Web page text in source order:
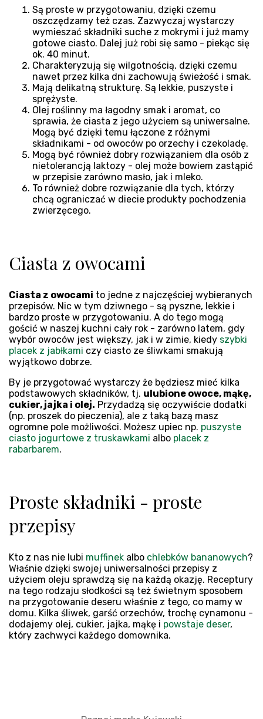
Są proste w przygotowaniu, dzięki czemu
oszczędzamy też czas. Zazwyczaj wystarczy
wymieszać składniki suche z mokrymi i już mamy
gotowe ciasto. Dalej już robi się samo - piekąc się
ok. 40 minut.
Charakteryzują się wilgotnością, dzięki czemu
nawet przez kilka dni zachowują świeżość i smak.
Mają delikatną strukturę. Są lekkie, puszyste i
sprężyste.
Olej roślinny ma łagodny smak i aromat, co
sprawia, że ciasta z jego użyciem są uniwersalne.
Mogą być dzięki temu łączone z różnymi
składnikami - od owoców po orzechy i czekoladę.
Mogą być również dobry rozwiązaniem dla osób z
nietolerancją laktozy - olej może bowiem zastąpić
w przepisie zarówno masło, jak i mleko.
To również dobre rozwiązanie dla tych, którzy
chcą ograniczać w diecie produkty pochodzenia
zwierzęcego.
Ciasta z owocami
Ciasta z owocami to jedne z najczęściej wybieranych
przepisów. Nic w tym dziwnego - są pyszne, lekkie i
bardzo proste w przygotowaniu. A do tego mogą
gościć w naszej kuchni cały rok - zarówno latem, gdy
wybór owoców jest większy, jak i w zimie, kiedy szybki
placek z jabłkami czy ciasto ze śliwkami smakują
wyjątkowo dobrze.
By je przygotować wystarczy że będziesz mieć kilka
podstawowych składników, tj. ulubione owoce, mąkę,
cukier, jajka i olej. Przydadzą się oczywiście dodatki
(np. proszek do pieczenia), ale z taką bazą masz
ogromne pole możliwości. Możesz upiec np. puszyste
ciasto jogurtowe z truskawkami albo placek z
rabarbarem.
Proste składniki - proste
przepisy
Kto z nas nie lubi muffinek albo chlebków bananowych?
Właśnie dzięki swojej uniwersalności przepisy z
użyciem oleju sprawdzą się na każdą okazję. Receptury
na tego rodzaju słodkości są też świetnym sposobem
na przygotowanie deseru właśnie z tego, co mamy w
domu. Kilka śliwek, garść orzechów, trochę cynamonu -
dodajemy olej, cukier, jajka, mąkę i powstaje deser,
który zachwyci każdego domownika.